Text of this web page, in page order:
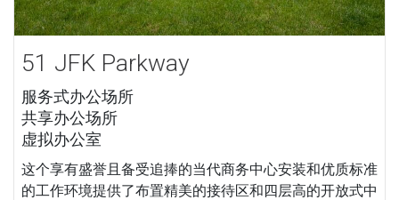
51 JFK Parkway
服务式办公场所
共享办公场所
虚拟办公室
这个享有盛誉且备受追捧的当代商务中心安装和优质标准
的工作环境提供了布置精美的接待区和四层高的开放式中